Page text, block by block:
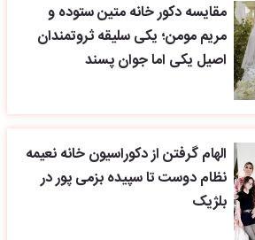
مقایسه دکور خانه متین ستوده و
مریم مومن؛ یکی سلیقه ثروتمندان
اصیل یکی اما جوان پسند
الهام گرفتن از دکوراسیون خانه نعیمه
نظام دوست تا سپیده بزمی پور در
بلژیک